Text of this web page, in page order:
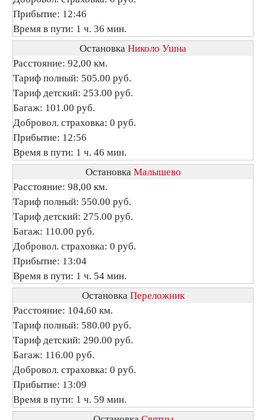
Прибытие: 12:46
Время в пути: 1 ч. 36 мин.
Остановка Николо Ушна
Расстояние: 92,00 км.
Тариф полный: 505.00 руб.
Тариф детский: 253.00 руб.
Багаж: 101.00 руб.
Добровол. страховка: 0 руб.
Прибытие: 12:56
Время в пути: 1 ч. 46 мин.
Остановка Малышево
Расстояние: 98,00 км.
Тариф полный: 550.00 руб.
Тариф детский: 275.00 руб.
Багаж: 110.00 руб.
Добровол. страховка: 0 руб.
Прибытие: 13:04
Время в пути: 1 ч. 54 мин.
Остановка Переложник
Расстояние: 104,60 км.
Тариф полный: 580.00 руб.
Тариф детский: 290.00 руб.
Багаж: 116.00 руб.
Добровол. страховка: 0 руб.
Прибытие: 13:09
Время в пути: 1 ч. 59 мин.